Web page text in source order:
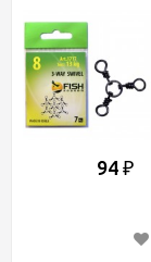
94 ₽